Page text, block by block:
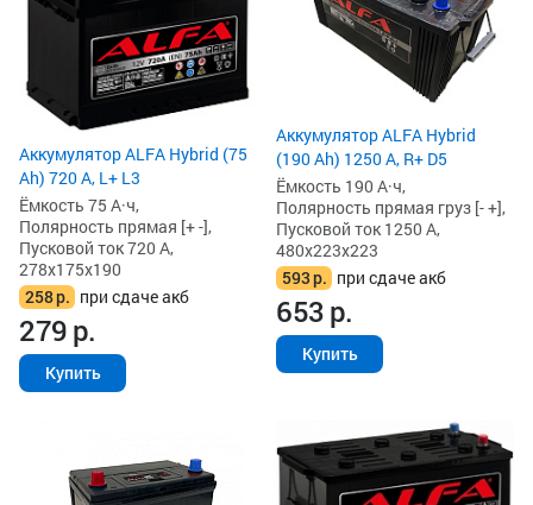
Аккумулятор ALFA Hybrid (75
Ah) 720 А, L+ L3
Ёмкость 75 А·ч,
Полярность прямая [+ -],
Пусковой ток 720 А,
278x175x190
258р. при сдаче акб
279р.
Купить
Аккумулятор ALFA Hybrid
(190 Ah) 1250 А, R+ D5
Ёмкость 190 А·ч,
Полярность прямая груз [- +],
Пусковой ток 1250 А,
480x223x223
593р. при сдаче акб
653р.
Купить